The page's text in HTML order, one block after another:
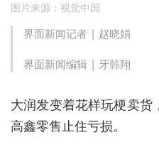
图片来源：视觉中国
界面新闻记者 | 赵晓娟
界面新闻编辑 | 牙韩翔
大润发变着花样玩梗卖货
高鑫零售止住亏损。